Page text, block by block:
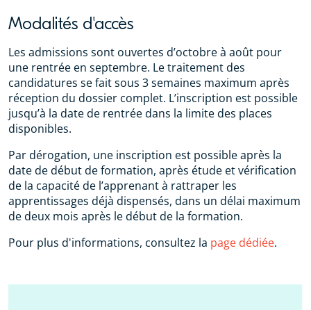
Modalités d'accès
Les admissions sont ouvertes d’octobre à août pour
une rentrée en septembre. Le traitement des
candidatures se fait sous 3 semaines maximum après
réception du dossier complet. L’inscription est possible
jusqu’à la date de rentrée dans la limite des places
disponibles.
Par dérogation, une inscription est possible après la
date de début de formation, après étude et vérification
de la capacité de l’apprenant à rattraper les
apprentissages déjà dispensés, dans un délai maximum
de deux mois après le début de la formation.
Pour plus d'informations, consultez la page dédiée.